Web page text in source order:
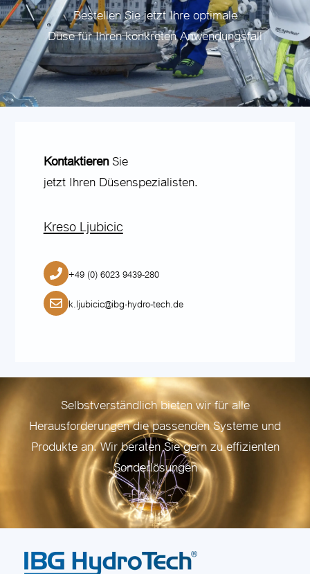
Bestellen Sie jetzt Ihre optimale
Düse für Ihren konkreten Anwendungsfall
KontaktierenSie
jetzt Ihren Düsenspezialisten.
Kreso Ljubicic
+49 (0) 6023 9439-280
k.ljubicic@ibg-hydro-tech.de
Selbstverständlich bieten wir für alle
Herausforderungen die passenden Systeme und
Produkte an. Wir beraten Sie gern zu effizienten
Sonderlösungen